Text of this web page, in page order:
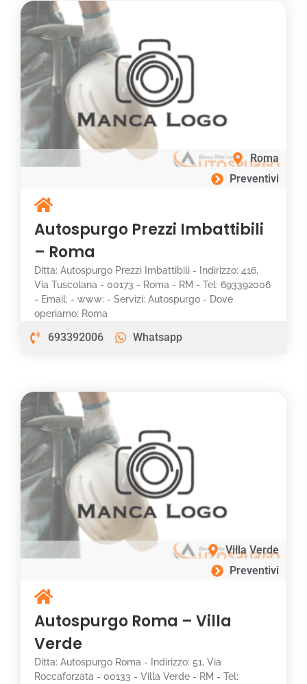
Roma
Preventivi
Autospurgo Prezzi Imbattibili
– Roma
Ditta: Autospurgo Prezzi Imbattibili - Indirizzo: 416,
Via Tuscolana - 00173 - Roma - RM - Tel: 693392006
- Email: - www: - Servizi: Autospurgo - Dove
operiamo: Roma
693392006 Whatsapp
Villa Verde
Preventivi
Autospurgo Roma – Villa
Verde
Ditta: Autospurgo Roma - Indirizzo: 51, Via
Roccaforzata - 00133 - Villa Verde - RM - Tel: